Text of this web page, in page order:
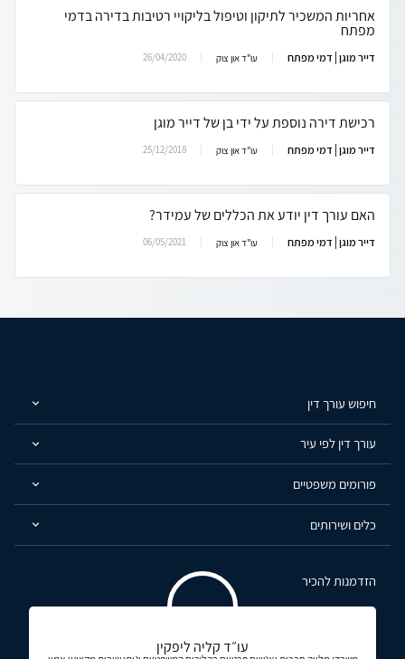
אחריות המשכיר לתיקון וטיפול בליקויי רטיבות בדירה בדמי
מפתח
דייר מוגן | דמי מפתח עו"ד און צוק 26/04/2020
רכישת דירה נוספת על ידי בן של דייר מוגן
דייר מוגן | דמי מפתח עו"ד און צוק 25/12/2018
האם עורך דין יודע את הכללים של עמידר?
דייר מוגן | דמי מפתח עו"ד און צוק 06/05/2021
חיפוש עורך דין
עורך דין לפי עיר
פורומים משפטיים
כלים ושירותים
הזדמנות להכיר
עו״ד קליה ליפקין